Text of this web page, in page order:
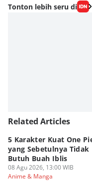
Editor
Fahrul Razi Uni
Tonton lebih seru di
Related Articles
5 Karakter Kuat One
yang Sebetulnya Tidak
Butuh Buah Iblis
08 Agu 2026, 13:00 WIB
Anime & Manga